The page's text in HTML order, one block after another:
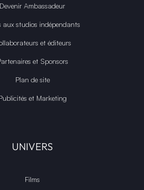
Devenir Ambassadeur
aux studios indépendants
et éditeurs
et Sponsors
Plan de site
et Marketing
UNIVERS
Films